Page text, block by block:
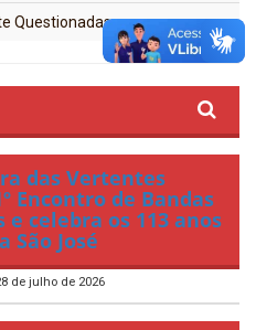
Questionadas
das Vertentes
Encontro de Bandas
e celebra os 113 anos
São José
de julho de 2026